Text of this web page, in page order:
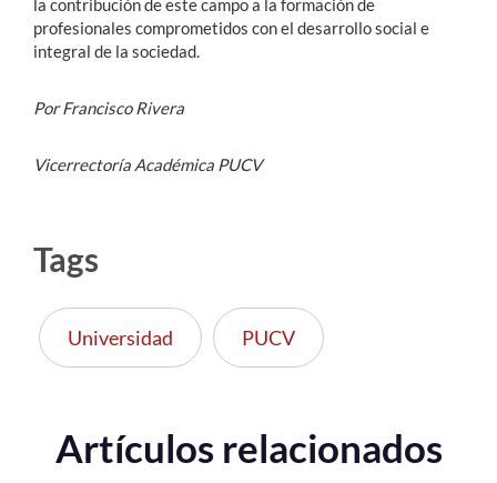
la contribución de este campo a la formación de
profesionales comprometidos con el desarrollo social e
integral de la sociedad.
Por Francisco Rivera
Vicerrectoría Académica PUCV
Tags
Universidad PUCV
Artículos relacionados